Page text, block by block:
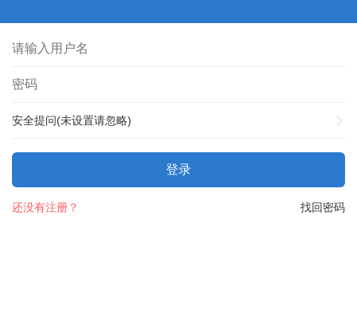
安全提问(未设置请忽略)
登录
找回密码
还没有注册？